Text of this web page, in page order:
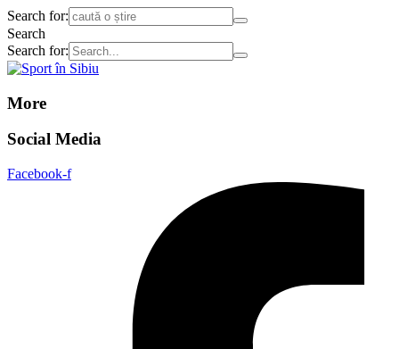
Search for:
Search
Search for:
More
Social Media
Facebook-f